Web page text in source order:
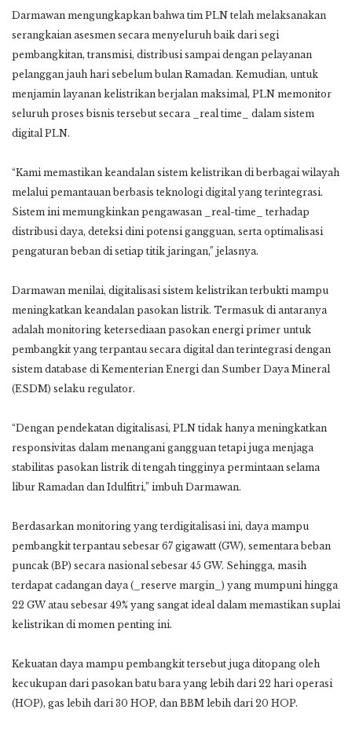
Darmawan mengungkapkan bahwa tim PLN telah melaksanakan
serangkaian asesmen secara menyeluruh baik dari segi
pembangkitan, transmisi, distribusi sampai dengan pelayanan
pelanggan jauh hari sebelum bulan Ramadan. Kemudian, untuk
menjamin layanan kelistrikan berjalan maksimal, PLN memonitor
seluruh proses bisnis tersebut secara _real time_ dalam sistem
digital PLN.
“Kami memastikan keandalan sistem kelistrikan di berbagai wilayah
melalui pemantauan berbasis teknologi digital yang terintegrasi.
Sistem ini memungkinkan pengawasan _real-time_ terhadap
distribusi daya, deteksi dini potensi gangguan, serta optimalisasi
pengaturan beban di setiap titik jaringan,” jelasnya.
Darmawan menilai, digitalisasi sistem kelistrikan terbukti mampu
meningkatkan keandalan pasokan listrik. Termasuk di antaranya
adalah monitoring ketersediaan pasokan energi primer untuk
pembangkit yang terpantau secara digital dan terintegrasi dengan
sistem database di Kementerian Energi dan Sumber Daya Mineral
(ESDM) selaku regulator.
“Dengan pendekatan digitalisasi, PLN tidak hanya meningkatkan
responsivitas dalam menangani gangguan tetapi juga menjaga
stabilitas pasokan listrik di tengah tingginya permintaan selama
libur Ramadan dan Idulfitri,” imbuh Darmawan.
Berdasarkan monitoring yang terdigitalisasi ini, daya mampu
pembangkit terpantau sebesar 67 gigawatt (GW), sementara beban
puncak (BP) secara nasional sebesar 45 GW. Sehingga, masih
terdapat cadangan daya (_reserve margin_) yang mumpuni hingga
22 GW atau sebesar 49% yang sangat ideal dalam memastikan suplai
kelistrikan di momen penting ini.
Kekuatan daya mampu pembangkit tersebut juga ditopang oleh
kecukupan dari pasokan batu bara yang lebih dari 22 hari operasi
(HOP), gas lebih dari 30 HOP, dan BBM lebih dari 20 HOP.